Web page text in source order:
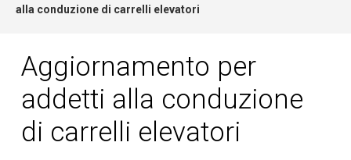
alla conduzione di carrelli elevatori
Aggiornamento per
addetti alla conduzione
di carrelli elevatori